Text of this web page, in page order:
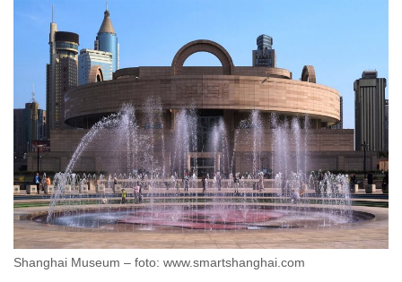
Shanghai Museum – foto: www.smartshanghai.com